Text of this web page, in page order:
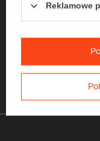
otrzymywać Newsletter
wykorzystaniem adresu
Reklamowe